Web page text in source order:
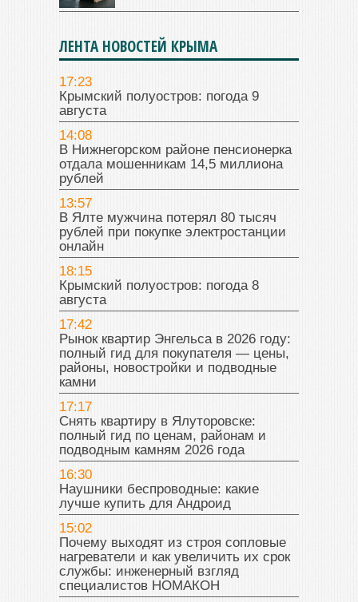
ЛЕНТА НОВОСТЕЙ КРЫМА
17:23
Крымский полуостров: погода 9
августа
14:08
В Нижнегорском районе пенсионерка
отдала мошенникам 14,5 миллиона
рублей
13:57
В Ялте мужчина потерял 80 тысяч
рублей при покупке электростанции
онлайн
18:15
Крымский полуостров: погода 8
августа
17:42
Рынок квартир Энгельса в 2026 году:
полный гид для покупателя — цены,
районы, новостройки и подводные
камни
17:17
Снять квартиру в Ялуторовске:
полный гид по ценам, районам и
подводным камням 2026 года
16:30
Наушники беспроводные: какие
лучше купить для Андроид
15:02
Почему выходят из строя сопловые
нагреватели и как увеличить их срок
службы: инженерный взгляд
специалистов НОМАКОН